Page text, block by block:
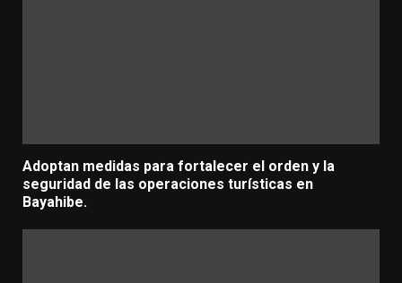
Adoptan medidas para fortalecer el orden y la
seguridad de las operaciones turísticas en
Bayahibe.